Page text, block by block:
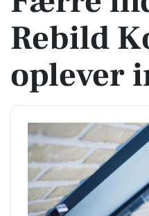
Rebild
oplever